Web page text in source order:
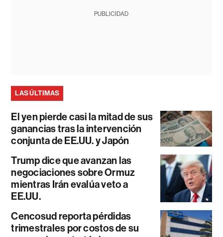
PUBLICIDAD
LAS ÚLTIMAS
El yen pierde casi la mitad de sus
ganancias tras la intervención
conjunta de EE.UU. y Japón
Trump dice que avanzan las
negociaciones sobre Ormuz
mientras Irán evalúa veto a
EE.UU.
Cencosud reporta pérdidas
trimestrales por costos de su